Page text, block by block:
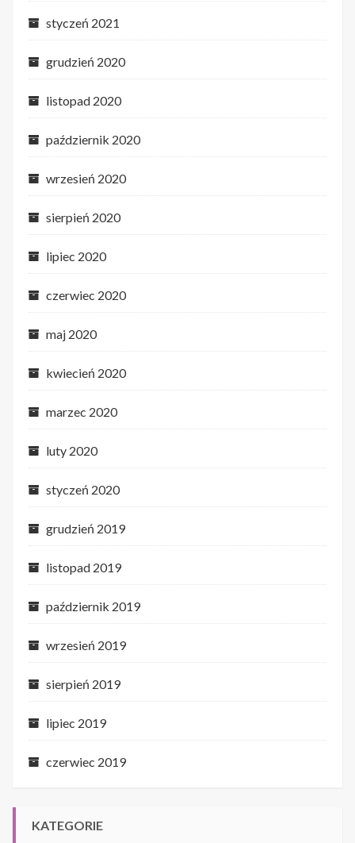
styczeń 2021
grudzień 2020
listopad 2020
październik 2020
wrzesień 2020
sierpień 2020
lipiec 2020
czerwiec 2020
maj 2020
kwiecień 2020
marzec 2020
luty 2020
styczeń 2020
grudzień 2019
listopad 2019
październik 2019
wrzesień 2019
sierpień 2019
lipiec 2019
czerwiec 2019
KATEGORIE